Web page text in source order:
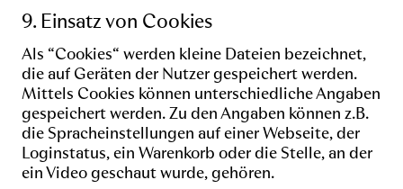
9. Einsatz von Cookies
Als “Cookies“ werden kleine Dateien bezeichnet,
die auf Geräten der Nutzer gespeichert werden.
Mittels Cookies können unterschiedliche Angaben
gespeichert werden. Zu den Angaben können z.B.
die Spracheinstellungen auf einer Webseite, der
Loginstatus, ein Warenkorb oder die Stelle, an der
ein Video geschaut wurde, gehören.